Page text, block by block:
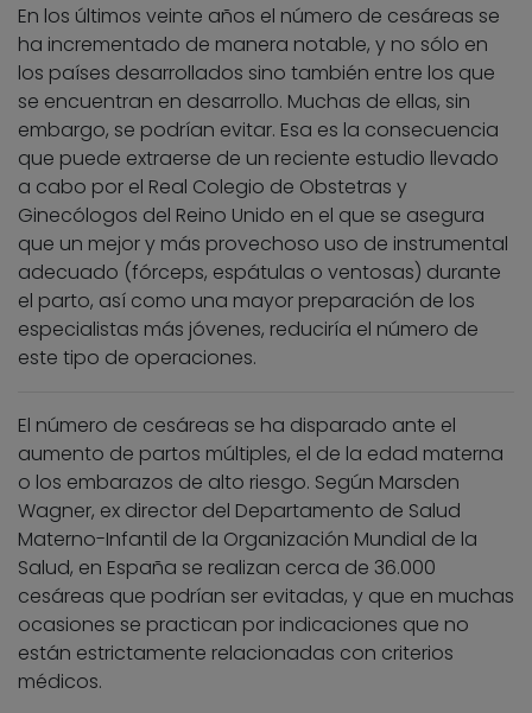
En los últimos veinte años el número de cesáreas se
ha incrementado de manera notable, y no sólo en
los países desarrollados sino también entre los que
se encuentran en desarrollo. Muchas de ellas, sin
embargo, se podrían evitar. Esa es la consecuencia
que puede extraerse de un reciente estudio llevado
a cabo por el Real Colegio de Obstetras y
Ginecólogos del Reino Unido en el que se asegura
que un mejor y más provechoso uso de instrumental
adecuado (fórceps, espátulas o ventosas) durante
el parto, así como una mayor preparación de los
especialistas más jóvenes, reduciría el número de
este tipo de operaciones.
El número de cesáreas se ha disparado ante el
aumento de partos múltiples, el de la edad materna
o los embarazos de alto riesgo. Según Marsden
Wagner, ex director del Departamento de Salud
Materno-Infantil de la Organización Mundial de la
Salud, en España se realizan cerca de 36.000
cesáreas que podrían ser evitadas, y que en muchas
ocasiones se practican por indicaciones que no
están estrictamente relacionadas con criterios
médicos.